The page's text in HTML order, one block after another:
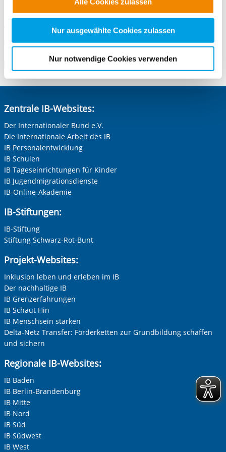
alle Cookie-Kategorien auswählen. Sie können mittels
nachfolgender Buttons über Ihre Einwilligung für diese
Zwecke entscheiden und Ihre erteilte Einwilligung stets
für die Zukunft widerrufen. Bitte beachten Sie: Ihre
Cookies, die erforderlich zur Bereitstellung der von Ihnen
aufgerufenen und somit gewünschten Website-
Einwilligung.
Nur ausgewählte Cookies zulassen
Nur notwendige Cookies verwenden
75173 Pforzheim
Telefonnummer
E-Mail an Freiwilligendienste Pforzheim
E-Mail schreiben
Zum Standort
Zentrale IB-Websites:
Der Internationaler Bund e.V.
Die Internationale Arbeit des IB
IB Personalentwicklung
IB Schulen
IB Tageseinrichtungen für Kinder
IB Jugendmigrationsdienste
IB-Online-Akademie
IB-Stiftungen:
IB-Stiftung
Stiftung Schwarz-Rot-Bunt
Projekt-Websites:
Inklusion leben und erleben im IB
Der nachhaltige IB
IB Grenzerfahrungen
IB Schaut Hin
IB Menschsein stärken
Delta-Netz Transfer: Förderketten zur Grundbildung schaffen
und sichern
Regionale IB-Websites:
IB Baden
IB Berlin-Brandenburg
IB Mitte
IB Nord
IB Süd
IB Südwest
IB West